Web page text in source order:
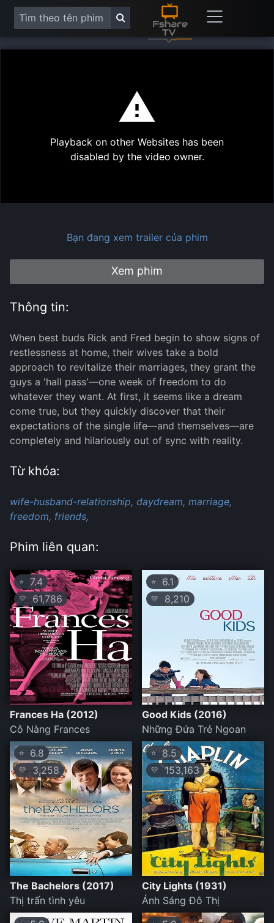
Play
Playback on other Websites has been
disabled by the video owner.
Bạn đang xem trailer của phim
Xem phim
Thông tin:
When best buds Rick and Fred begin to show signs of
restlessness at home, their wives take a bold
approach to revitalize their marriages, they grant the
guys a 'hall pass'—one week of freedom to do
whatever they want. At first, it seems like a dream
come true, but they quickly discover that their
expectations of the single life—and themselves—are
completely and hilariously out of sync with reality.
Từ khóa:
wife-husband-relationship, daydream, marriage,
freedom, friends,
Phim liên quan:
⭐ 7.4
💛 61,786
Frances Ha (2012)
Cô Nàng Frances
⭐ 6.1
💛 8,210
Good Kids (2016)
Những Đứa Trẻ Ngoan
⭐ 6.8
💛 3,258
The Bachelors (2017)
Thị trấn tình yêu
⭐ 8.5
💛 153,163
City Lights (1931)
Ánh Sáng Đô Thị